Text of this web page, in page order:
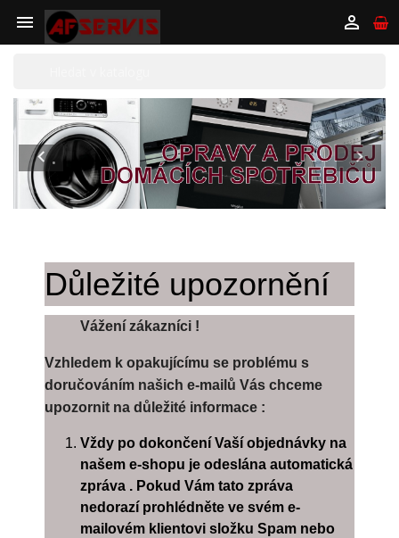
 
.

Předchozí

Další
Důležité upozornění
Vážení zákazníci !
Vzhledem k opakujícímu se problému s
doručováním našich e-mailů Vás chceme
upozornit na důležité informace :
Vždy po dokončení Vaší objednávky na
našem e-shopu je odeslána automatická
zpráva . Pokud Vám tato zpráva
nedorazí prohlédněte ve svém e-
mailovém klientovi složku Spam nebo